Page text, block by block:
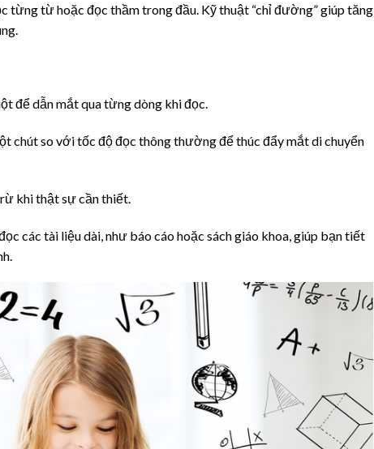
từng từ hoặc đọc thầm trong đầu. Kỹ thuật “chỉ đường” giúp tăng
để dẫn mắt qua từng dòng khi đọc.
chút so với tốc độ đọc thông thường để thúc đẩy mắt di chuyển
khi thật sự cần thiết.
các tài liệu dài, như báo cáo hoặc sách giáo khoa, giúp bạn tiết